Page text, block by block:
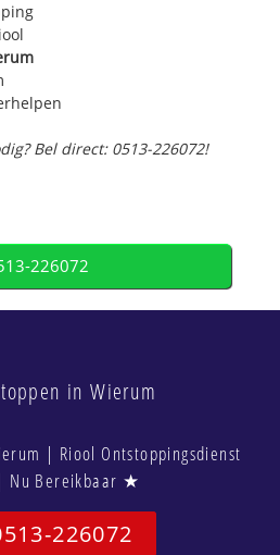
Bel direct: 0513-226072!
226072
in Wierum
| Riool Ontstoppingsdienst
Nu Bereikbaar ★
226072